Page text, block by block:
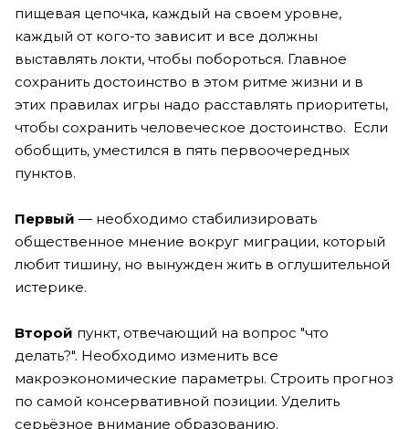
пищевая цепочка, каждый на своем уровне,
каждый от кого-то зависит и все должны
выставлять локти, чтобы побороться. Главное
сохранить достоинство в этом ритме жизни и в
этих правилах игры надо расставлять приоритеты,
чтобы сохранить человеческое достоинство. Если
обобщить, уместился в пять первоочередных
пунктов.
Первый — необходимо стабилизировать
общественное мнение вокруг миграции, который
любит тишину, но вынужден жить в оглушительной
истерике.
Второй пункт, отвечающий на вопрос "что
делать?". Необходимо изменить все
макроэкономические параметры. Строить прогноз
по самой консервативной позиции. Уделить
серьёзное внимание образованию.